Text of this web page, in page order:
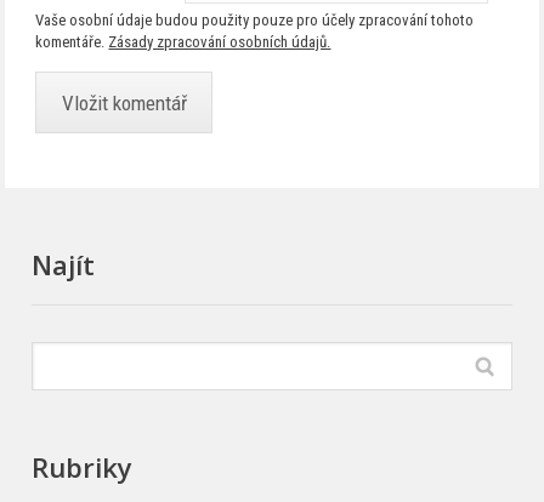
Vaše osobní údaje budou použity pouze pro účely zpracování tohoto
komentáře. Zásady zpracování osobních údajů.
Najít
Rubriky